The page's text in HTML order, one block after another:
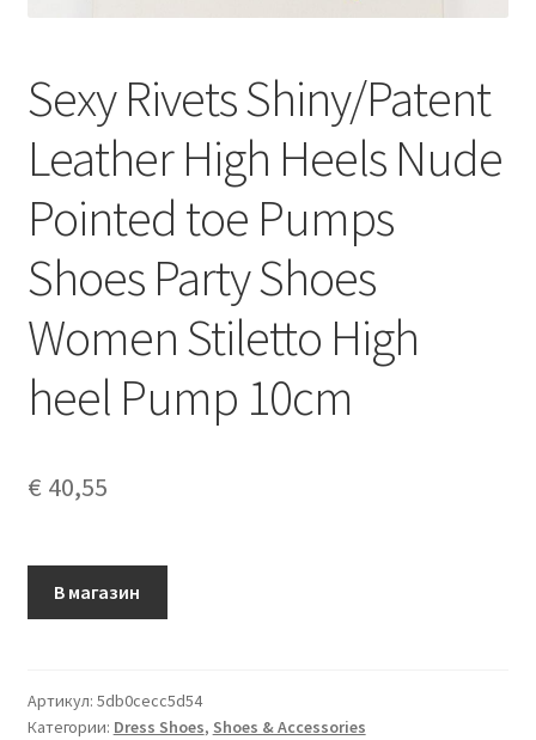
Sexy Rivets Shiny/Patent
Leather High Heels Nude
Pointed toe Pumps
Shoes Party Shoes
Women Stiletto High
heel Pump 10cm
€ 40,55
В магазин
Артикул: 5db0cecc5d54
Категории: Dress Shoes, Shoes & Accessories